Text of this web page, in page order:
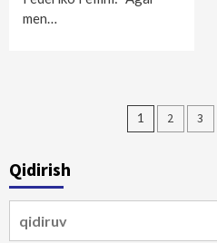
men…
1 2 3
Qidirish